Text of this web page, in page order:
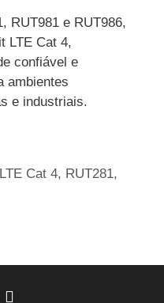
RUT981 e RUT986,
LTE Cat 4,
confiável e
ambientes
e industriais.
LTE Cat 4, RUT281,